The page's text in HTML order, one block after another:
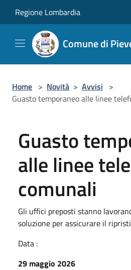
Regione Lombardia
Comune di
Home > Novità > Avvisi >
Guasto temporaneo alle linee
Guasto
alle linee
comunali
Gli uffici preposti stanno
soluzione per assicurare il
Data :
29 maggio 2026